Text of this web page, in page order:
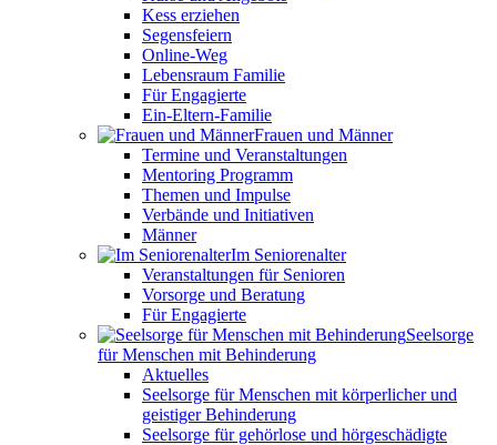
Kess erziehen
Segensfeiern
Online-Weg
Lebensraum Familie
Für Engagierte
Ein-Eltern-Familie
Frauen und Männer
Termine und Veranstaltungen
Mentoring Programm
Themen und Impulse
Verbände und Initiativen
Männer
Im Seniorenalter
Veranstaltungen für Senioren
Vorsorge und Beratung
Für Engagierte
Seelsorge
für Menschen mit Behinderung
Aktuelles
Seelsorge für Menschen mit körperlicher und
geistiger Behinderung
Seelsorge für gehörlose und hörgeschädigte